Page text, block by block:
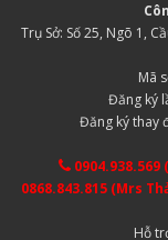
Trụ Sở: Số 25, Ngõ 1,
Mã
Đăng ký
Đăng ký thay
0904.938.569
0868.843.815 (Mrs
Hỗ